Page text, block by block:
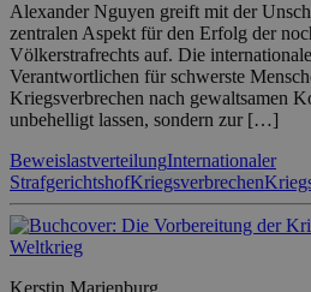
Alexander Nguyen greift mit der
zentralen Aspekt für den Erfolg der
Völkerstrafrechts auf. Die
Verantwortlichen für schwerste
Kriegsverbrechen nach gewaltsamen
unbehelligt lassen, sondern zur […]
BeweislastverteilungInternationaler
StrafgerichtshofKriegsverbrechen